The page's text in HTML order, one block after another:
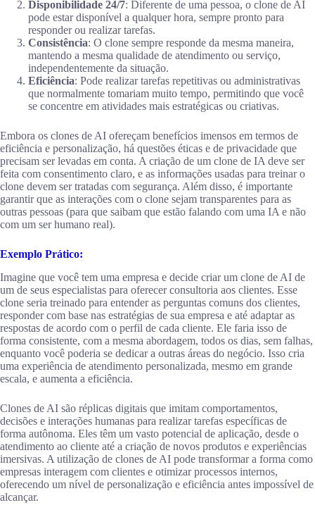
Disponibilidade 24/7: Diferente de uma pessoa, o clone de AI
pode estar disponível a qualquer hora, sempre pronto para
responder ou realizar tarefas.
Consistência: O clone sempre responde da mesma maneira,
mantendo a mesma qualidade de atendimento ou serviço,
independentemente da situação.
Eficiência: Pode realizar tarefas repetitivas ou administrativas
que normalmente tomariam muito tempo, permitindo que você
se concentre em atividades mais estratégicas ou criativas.
Embora os clones de AI ofereçam benefícios imensos em termos de
eficiência e personalização, há questões éticas e de privacidade que
precisam ser levadas em conta. A criação de um clone de IA deve ser
feita com consentimento claro, e as informações usadas para treinar o
clone devem ser tratadas com segurança. Além disso, é importante
garantir que as interações com o clone sejam transparentes para as
outras pessoas (para que saibam que estão falando com uma IA e não
com um ser humano real).
Exemplo Prático:
Imagine que você tem uma empresa e decide criar um clone de AI de
um de seus especialistas para oferecer consultoria aos clientes. Esse
clone seria treinado para entender as perguntas comuns dos clientes,
responder com base nas estratégias de sua empresa e até adaptar as
respostas de acordo com o perfil de cada cliente. Ele faria isso de
forma consistente, com a mesma abordagem, todos os dias, sem falhas,
enquanto você poderia se dedicar a outras áreas do negócio. Isso cria
uma experiência de atendimento personalizada, mesmo em grande
escala, e aumenta a eficiência.
Clones de AI são réplicas digitais que imitam comportamentos,
decisões e interações humanas para realizar tarefas específicas de
forma autônoma. Eles têm um vasto potencial de aplicação, desde o
atendimento ao cliente até a criação de novos produtos e experiências
imersivas. A utilização de clones de AI pode transformar a forma como
empresas interagem com clientes e otimizar processos internos,
oferecendo um nível de personalização e eficiência antes impossível de
alcançar.